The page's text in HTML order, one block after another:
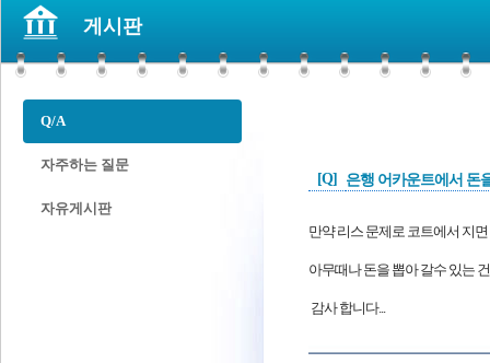
게시판
Q/A
자주하는 질문
자유게시판
[Q] 은행 어카운트에서 돈
만약 리스 문제로 코트에서 지
아무때나 돈을 뽑아 갈수 있는
감사 합니다...